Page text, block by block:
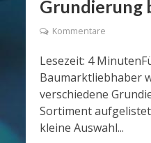
Grundierung
Kommentare
Lesezeit: 4
Baumarktliebhaber
verschiedene
Sortiment
kleine Auswahl...